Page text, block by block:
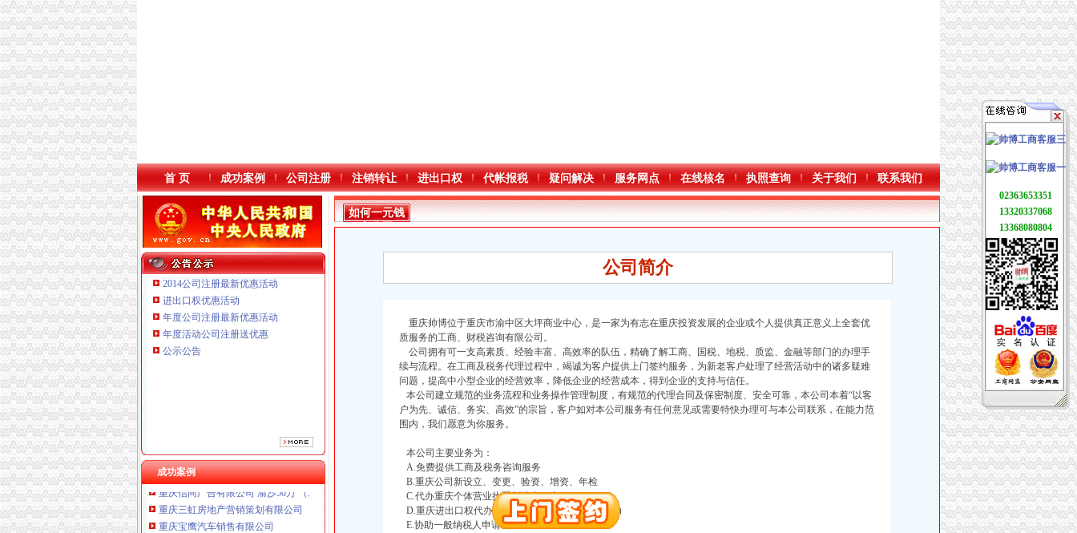
本站导航
首 页 成功案例 公司注册 注销转让 进出口权 代帐报税 疑问解决 服务网点 在线核名 执照查询 关于我们 联系我们
2014公司注册最新优惠活动
进出口权优惠活动
年度公司注册最新优惠活动
年度活动公司注册送优惠
公示公告
成功案例
重庆鸽牌电线电缆有限公司 渝北10010万 (进出口权)
重庆傲志众达投资咨询有限责任公司 渝九1000万 （增资）
重庆海谛升进出口贸易有限公司 渝北100万 （进出口权）
重庆奕欣锦诚商贸有限公司 渝九50万 （工商注册）
重庆信同广告有限公司 渝沙50万 （工商注册）
重庆三虹房地产营销策划有限公司
重庆宝鹰汽车销售有限公司
重庆鸽牌电线电缆有限公司 渝北10010万 (进出口权)
如何一元钱
办公司
公司简介
重庆帅博位于重庆市渝中区大坪商业中心，是一家为有志在重庆投资发展的企业或个人提供真正意义上全套优
质服务的工商、财税咨询有限公司。
公司拥有可一支高素质、经验丰富、高效率的队伍，精确了解工商、国税、地税、质监、金融等部门的办理手
续与流程。在工商及税务代理过程中，竭诚为客户提供上门签约服务，为新老客户处理了经营活动中的诸多疑难
问题，提高中小型企业的经营效率，降低企业的经营成本，得到企业的支持与信任。
本公司建立规范的业务流程和业务操作管理制度，有规范的代理合同及保密制度、安全可靠，本公司本着“以客
户为先、诚信、务实、高效”的宗旨，客户如对本公司服务有任何意见或需要特快办理可与本公司联系，在能力范
围内，我们愿意为你服务。
本公司主要业务为：
A.免费提供工商及税务咨询服务
B.重庆公司新设立、变更、验资、增资、年检
C.代办重庆个体营业执照新设立、变更
D.重庆进出口权代办（新设立、变更、换证、年检）
E.协助一般纳税人申请
02363653351
13320337068
13368080804